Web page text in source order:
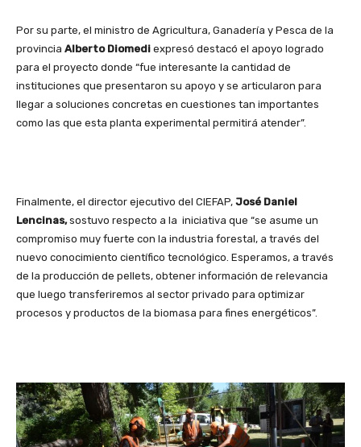
Por su parte, el ministro de Agricultura, Ganadería y Pesca de la
provincia Alberto Diomedi expresó destacó el apoyo logrado
para el proyecto donde “fue interesante la cantidad de
instituciones que presentaron su apoyo y se articularon para
llegar a soluciones concretas en cuestiones tan importantes
como las que esta planta experimental permitirá atender”.
Finalmente, el director ejecutivo del CIEFAP, José Daniel
Lencinas,sostuvo respecto a la iniciativa que “se asume un
compromiso muy fuerte con la industria forestal, a través del
nuevo conocimiento científico tecnológico. Esperamos, a través
de la producción de pellets, obtener información de relevancia
que luego transferiremos al sector privado para optimizar
procesos y productos de la biomasa para fines energéticos”.